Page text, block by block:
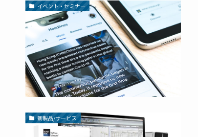
イベント・セミナー
新製品/サービス